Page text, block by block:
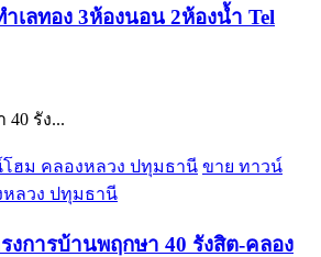
เลทอง 3ห้องนอน 2ห้องน้ำ Tel
รัง...
โฮม คลองหลวง ปทุมธานี ขาย ทาวน์
หลวง ปทุมธานี
งการบ้านพฤกษา 40 รังสิต-คลอง